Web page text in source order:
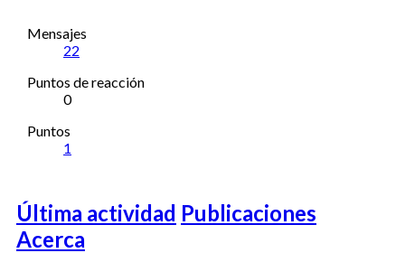
Mensajes
22
Puntos de reacción
0
Puntos
1
Última actividad Publicaciones
Acerca